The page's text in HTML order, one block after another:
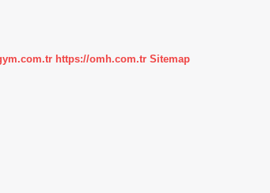
https://omh.com.tr Sitemap